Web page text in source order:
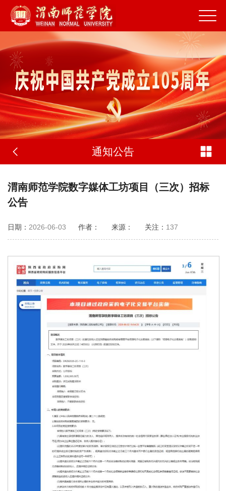
通知公告
渭南师范学院数字媒体工坊项目（三次）招标
公告
日期： 2026-06-03 作者： 来源： 关注： 137